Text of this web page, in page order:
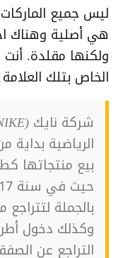
ليس جميع
هي أصلية وهناك
ولكنها مقلدة.
الخاص بتلك
بيع منتجاتها
بالجملة
وكذلك دخول